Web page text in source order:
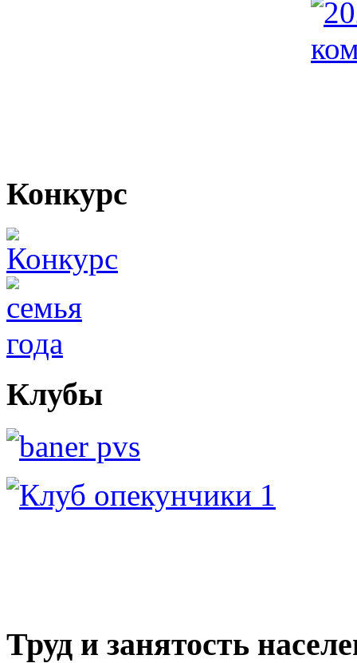
Конкурс
Клубы
Труд и занятость